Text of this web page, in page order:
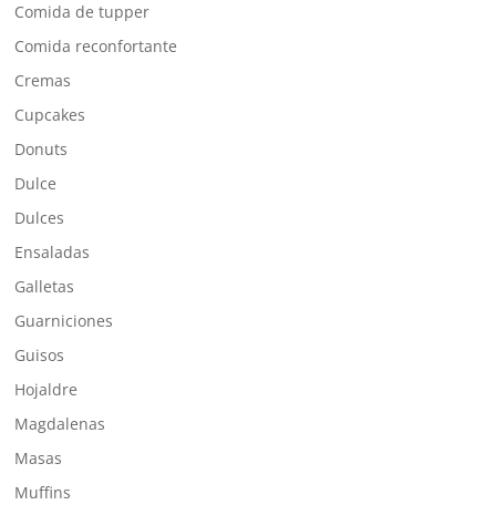
Comida de tupper
Comida reconfortante
Cremas
Cupcakes
Donuts
Dulce
Dulces
Ensaladas
Galletas
Guarniciones
Guisos
Hojaldre
Magdalenas
Masas
Muffins